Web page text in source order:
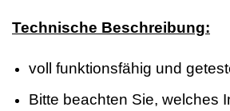
Technische Beschreibung:
voll funktionsfähig und
Bitte beachten Sie, welches